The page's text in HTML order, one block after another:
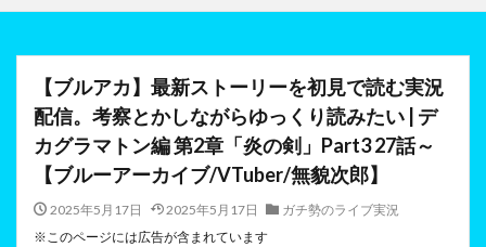
【ブルアカ】最新ストーリーを初見で読む実況
配信。考察とかしながらゆっくり読みたい | デ
カグラマトン編 第2章「炎の剣」Part3 27話～
【ブルーアーカイブ/VTuber/無貌次郎】
2025年5月17日 2025年5月17日
ガチ勢のライブ実況
※このページには広告が含まれています